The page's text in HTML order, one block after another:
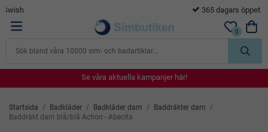
0
Se våra aktuella kampanjer här!
Se våra aktuella kampanjer här!
Se våra aktuella kampanjer här!
Se våra aktuella kampanjer här!
Startsida / Badkläder / Badkläder dam / Baddräkter dam
/
Baddräkt dam blå/blå Action - Abecita